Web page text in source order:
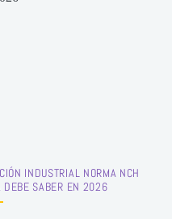
INDUSTRIAL NORMA NCH
DEBE SABER EN 2026